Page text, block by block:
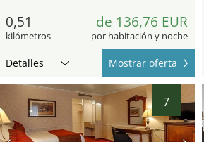
0,51
kilómetros
de 136,76 EUR
por habitación y noche
Detalles Mostrar oferta
7